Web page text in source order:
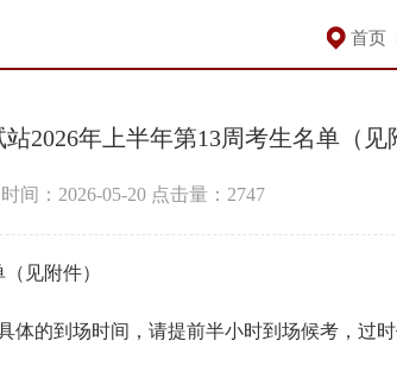
首页
2026年上半年第13周考生名单（见
时间：2026-05-20 点击量： 2747
见附件）
的到场时间，请提前半小时到场候考，过时